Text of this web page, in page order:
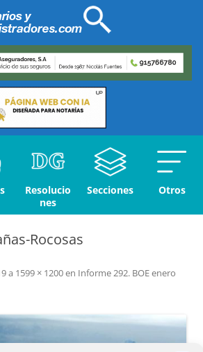
Resolucio
nes
Secciones Otros
Rocosas
a 1599 × 1200en Informe 292. BOE enero